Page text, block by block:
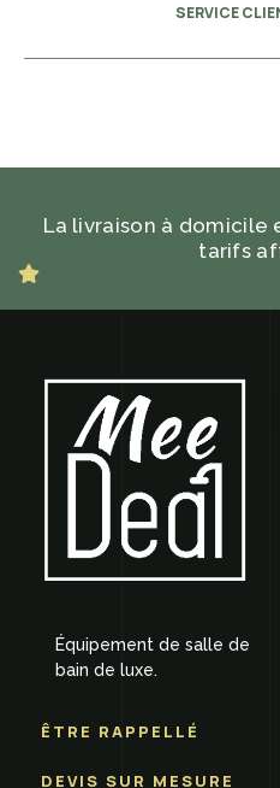
SERVICE
La livraison à domicile
tarifs
Équipement de salle de
bain de luxe.
ÊTRE RAPPELLÉ
DEVIS SUR MESURE